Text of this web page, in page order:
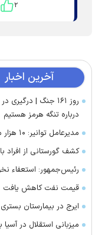
۲
آخرین اخبار
روز ۱۶۱ جنگ |
درباره تنگه هرمز هستیم
مدیرعامل توانیر: ۱۰ هزار ماینر جمع‌آوری شد
کشف گورستانی از افراد
رئیس‌جمهور: استعفاء
قیمت نفت کاهش یافت
ایرج در بیمارستان
میزبانی استقلال در